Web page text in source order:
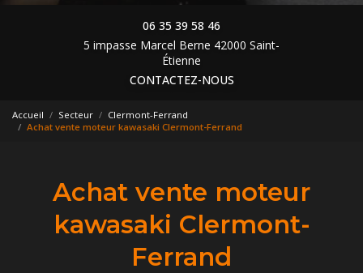
06 35 39 58 46
5 impasse Marcel Berne 42000 Saint-
Étienne
CONTACTEZ-NOUS
Accueil Secteur
Clermont-Ferrand
Achat vente moteur kawasaki Clermont-Ferrand
Achat vente moteur
kawasaki Clermont-
Ferrand